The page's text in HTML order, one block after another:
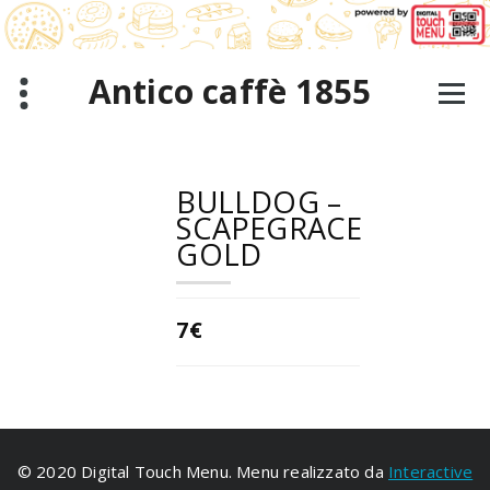
Saltar
al
contenido
Antico caffè 1855
BULLDOG –
SCAPEGRACE
GOLD
7€
© 2020 Digital Touch Menu. Menu realizzato da Interactive